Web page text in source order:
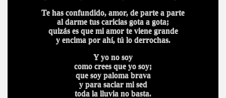
Te has confundido, amor, de parte a parte
al darme tus caricias gota a gota;
quizás es que mi amor te viene grande
y encima por ahí, tú lo derrochas.
Y yo no soy
como crees que yo soy;
que soy paloma brava
y para saciar mi sed
toda la lluvia no basta.